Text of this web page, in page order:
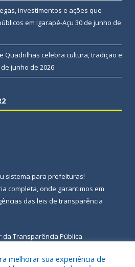
investimentos e ações que
em Igarapé-Açu 30 de junho de
Quadrilhas celebra cultura, tradição e
de junho de 2026
sistema para prefeituras!
completa, onde garantimos em
das leis de transparência
da Transparência Pública
melhorar sua experiência de